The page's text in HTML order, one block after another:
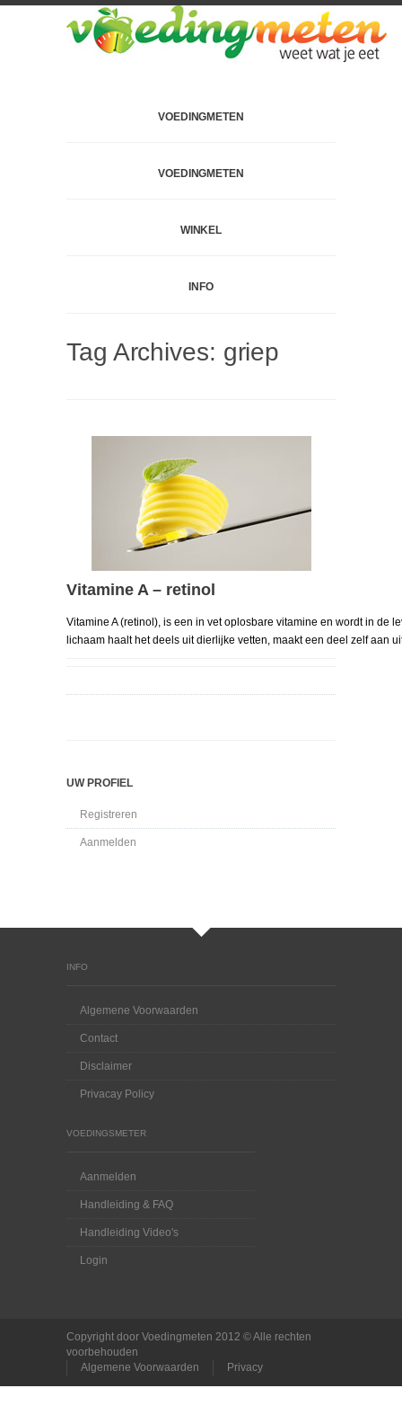
VOEDINGMETEN
VOEDINGMETEN
WINKEL
INFO
Tag Archives: griep
Vitamine A – retinol
Vitamine A (retinol), is een in vet oplosbare vitamine en wordt in de
lichaam haalt het deels uit dierlijke vetten, maakt een deel zelf aan
UW PROFIEL
Registreren
Aanmelden
INFO
Algemene Voorwaarden
Contact
Disclaimer
Privacay Policy
VOEDINGSMETER
Aanmelden
Handleiding & FAQ
Handleiding Video's
Login
Copyright door Voedingmeten 2012 © Alle rechten
voorbehouden
Algemene Voorwaarden
Privacy